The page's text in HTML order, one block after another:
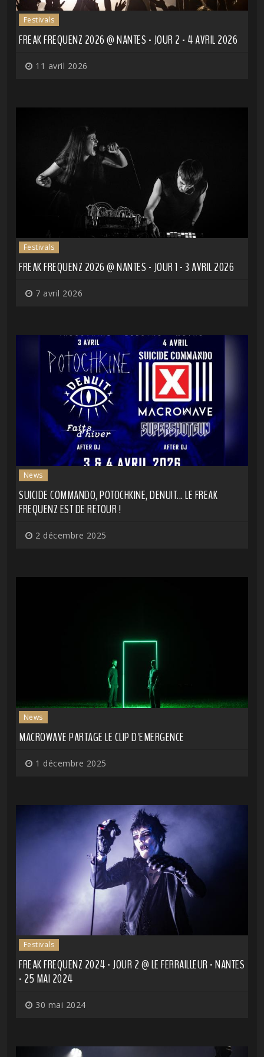
Festivals
FREAK FREQUENZ 2026 @ NANTES - JOUR 2 - 4 AVRIL 2026
11 avril 2026
Festivals
FREAK FREQUENZ 2026 @ NANTES - JOUR 1 - 3 AVRIL 2026
7 avril 2026
News
SUICIDE COMMANDO, POTOCHKINE, DENUIT... LE FREAK
FREQUENZ EST DE RETOUR !
2 décembre 2025
News
MACROWAVE PARTAGE LE CLIP D'EMERGENCE
1 décembre 2025
Festivals
FREAK FREQUENZ 2024 - JOUR 2 @ LE FERRAILLEUR - NANTES
- 25 MAI 2024
30 mai 2024